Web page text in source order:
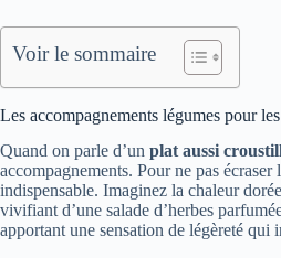
Voir le sommaire
Les accompagnements légumes pour
Quand on parle d’un plat aussi
accompagnements. Pour ne pas
indispensable. Imaginez la chaleur
vivifiant d’une salade d’herbes
apportant une sensation de légèreté qui